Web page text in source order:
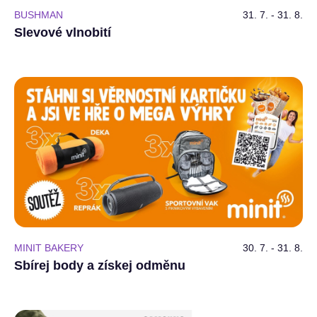
BUSHMAN 31. 7. - 31. 8.
Slevové vlnobití
MINIT BAKERY 30. 7. - 31. 8.
Sbírej body a získej odměnu